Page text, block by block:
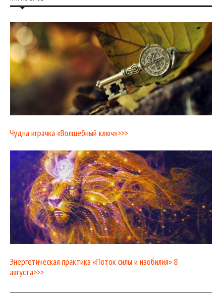
Чудна играчка «Волшебный ключ»>>>
Энергетическая практика «Поток силы и изобилия» 8
августа>>>